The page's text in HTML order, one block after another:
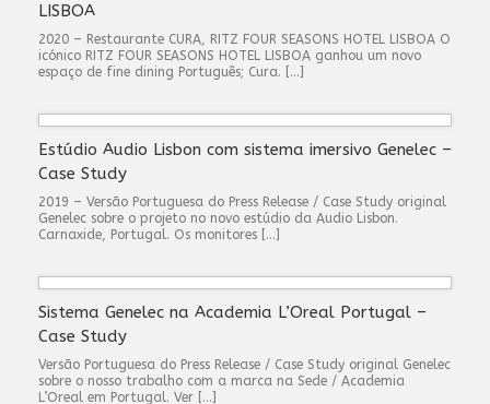
LISBOA
2020 – Restaurante CURA, RITZ FOUR SEASONS HOTEL LISBOA O
icónico RITZ FOUR SEASONS HOTEL LISBOA ganhou um novo
espaço de fine dining Português; Cura. […]
Estúdio Audio Lisbon com sistema imersivo Genelec –
Case Study
2019 – Versão Portuguesa do Press Release / Case Study original
Genelec sobre o projeto no novo estúdio da Audio Lisbon.
Carnaxide, Portugal. Os monitores […]
Sistema Genelec na Academia L’Oreal Portugal –
Case Study
Versão Portuguesa do Press Release / Case Study original Genelec
sobre o nosso trabalho com a marca na Sede / Academia
L’Oreal em Portugal. Ver […]